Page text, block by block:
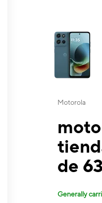
This carousel
Motorola
de
Generally